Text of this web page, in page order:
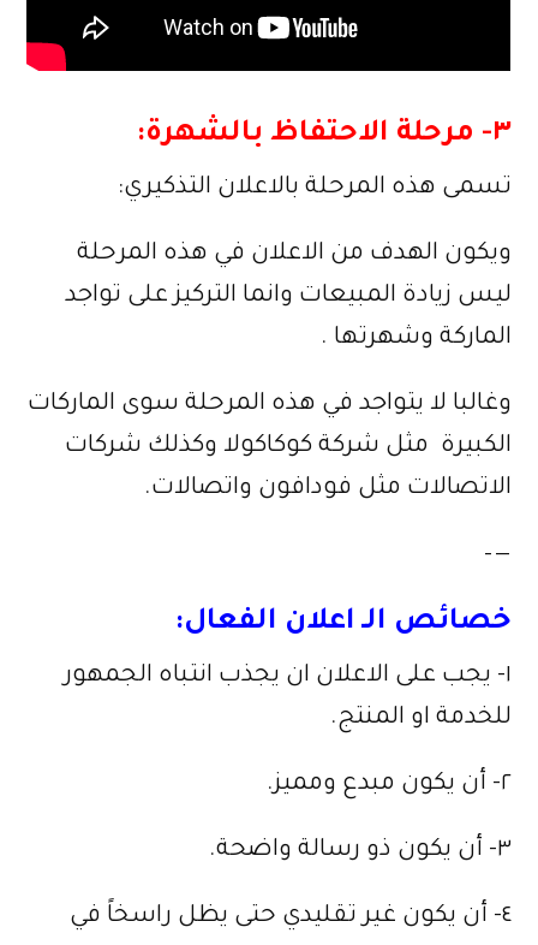
٣- مرحلة الاحتفاظ بالشهرة:
تسمى هذه المرحلة بالاعلان التذكيري:
ويكون الهدف من الاعلان في هذه المرحلة
ليس زيادة المبيعات وانما التركيز على تواجد
الماركة وشهرتها .
وغالبا لا يتواجد في هذه المرحلة سوى الماركات
الكبيرة مثل شركة كوكاكولا وكذلك شركات
الاتصالات مثل فودافون واتصالات.
—–
خصائص الـ اعلان الفعال:
١- يجب على الاعلان ان يجذب انتباه الجمهور
للخدمة او المنتج.
٢- أن يكون مبدع ومميز.
٣- أن يكون ذو رسالة واضحة.
٤- أن يكون غير تقليدي حتى يظل راسخاً في